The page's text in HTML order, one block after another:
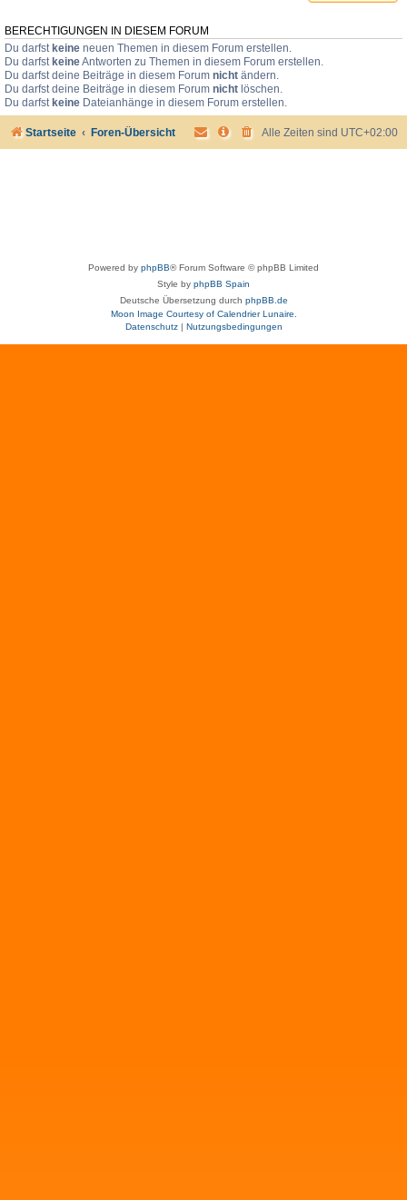
BERECHTIGUNGEN IN DIESEM FORUM
Du darfst keine neuen Themen in diesem Forum erstellen.
Du darfst keineAntworten zu Themen in diesem Forum erstellen.
Du darfst deine Beiträge in diesem Forum nicht ändern.
Du darfst deine Beiträge in diesem Forum nicht löschen.
Du darfst keine Dateianhänge in diesem Forum erstellen.
Startseite Foren-Übersicht Alle Zeiten sind UTC+02:00
Powered by phpBB® Forum Software © phpBB Limited
Style by phpBB Spain
Deutsche Übersetzung durch phpBB.de
Moon Image Courtesy of Calendrier Lunaire.
Datenschutz| Nutzungsbedingungen